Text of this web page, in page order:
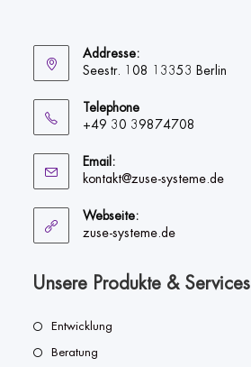
Addresse:
Seestr. 108 13353 Berlin
Telephone
+49 30 39874708
Email:
kontakt@zuse-systeme.de
Webseite:
zuse-systeme.de
Unsere Produkte & Services
Entwicklung
Beratung